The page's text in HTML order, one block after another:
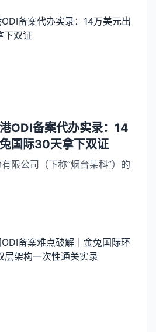
ODI备案代办实录：14
国际30天拿下双证
限公司（下称”烟台某科”）的